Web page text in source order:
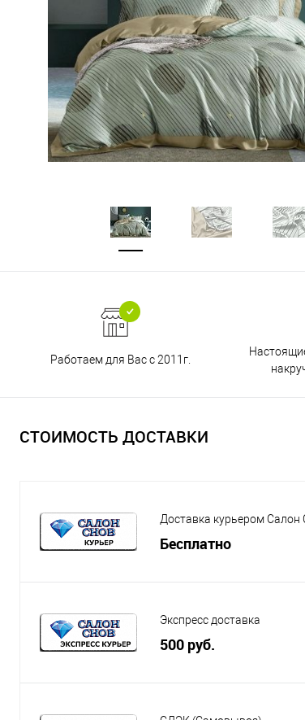
Работаем для Вас с 2011г.
СТОИМОСТЬ ДОСТАВКИ
Доставка курьером Салон
Бесплатно
Экспресс доставка
500 руб.